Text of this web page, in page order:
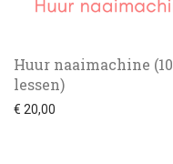
Huur naaimachine (10
lessen)
€ 20,00